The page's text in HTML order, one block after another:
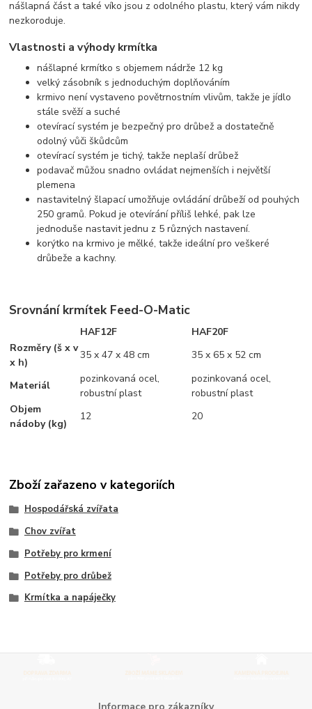
nášlapná část a také víko jsou z odolného plastu, který vám nikdy
nezkoroduje.
Vlastnosti a výhody krmítka
nášlapné krmítko s objemem nádrže 12 kg
velký zásobník s jednoduchým doplňováním
krmivo není vystaveno povětrnostním vlivům, takže je jídlo
stále svěží a suché
otevírací systém je bezpečný pro drůbež a dostatečně
odolný vůči škůdcům
otevírací systém je tichý, takže neplaší drůbež
podavač můžou snadno ovládat nejmenších i největší
plemena
nastavitelný šlapací umožňuje ovládání drůbeží od pouhých
250 gramů. Pokud je otevírání příliš lehké, pak lze
jednoduše nastavit jednu z 5 různých nastavení.
korýtko na krmivo je mělké, takže ideální pro veškeré
drůbeže a kachny.
Srovnání krmítek Feed-O-Matic
HAF12F
HAF20F
Rozměry (š x v
x h)
35 x 47 x 48 cm 35 x 65 x 52 cm
Materiál
pozinkovaná ocel,
robustní plast
pozinkovaná ocel,
robustní plast
Objem
nádoby (kg)
12 20
Zboží zařazeno v kategoriích
Hospodářská zvířata
Chov zvířat
Potřeby pro krmení
Potřeby pro drůbež
Krmítka a napáječky